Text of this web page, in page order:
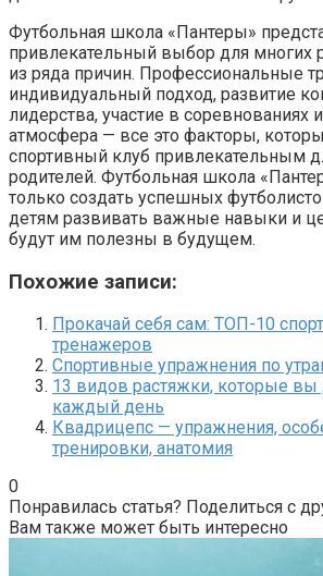
Футбольная школа «Пантеры»
привлекательный выбор для многих
из ряда причин. Профессиональные
индивидуальный подход, развитие
лидерства, участие в соревнованиях
атмосфера — все это факторы,
спортивный клуб привлекательным
родителей. Футбольная школа
только создать успешных
детям развивать важные навыки и
будут им полезны в будущем.
Похожие записи:
Прокачай себя сам: ТОП-10
тренажеров
Спортивные упражнения по
13 видов растяжки, которые
каждый день
Квадрицепс — упражнения,
тренировки, анатомия
0
Понравилась статья? Поделиться с
Вам также может быть интересно